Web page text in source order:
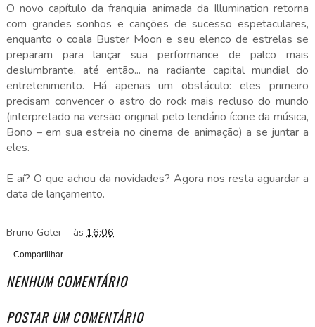
O novo capítulo da franquia animada da Illumination retorna
com grandes sonhos e canções de sucesso espetaculares,
enquanto o coala Buster Moon e seu elenco de estrelas se
preparam para lançar sua performance de palco mais
deslumbrante, até então... na radiante capital mundial do
entretenimento. Há apenas um obstáculo: eles primeiro
precisam convencer o astro do rock mais recluso do mundo
(interpretado na versão original pelo lendário ícone da música,
Bono – em sua estreia no cinema de animação) a se juntar a
eles.
E aí? O que achou da novidades? Agora nos resta aguardar a
data de lançamento.
Bruno Golei às16:06
Compartilhar
NENHUM COMENTÁRIO
POSTAR UM COMENTÁRIO